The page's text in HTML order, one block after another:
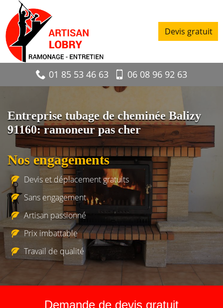
Devis gratuit
01 85 53 46 63 06 08 96 92 63
Entreprise tubage de cheminée Balizy
91160: ramoneur pas cher
Nos engagements
Devis et déplacement gratuits
Sans engagement
Artisan passionné
Prix imbattable
Travail de qualité
Demande de devis gratuit